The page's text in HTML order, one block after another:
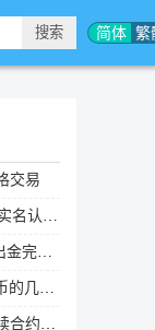
简体 繁
交易
实操教程
流程
式汇总
Web端)